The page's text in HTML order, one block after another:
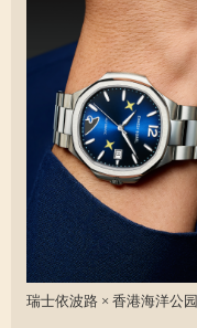
瑞士依波路 × 香港海洋公园